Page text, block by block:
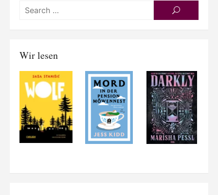
SEARCH
Wir lesen